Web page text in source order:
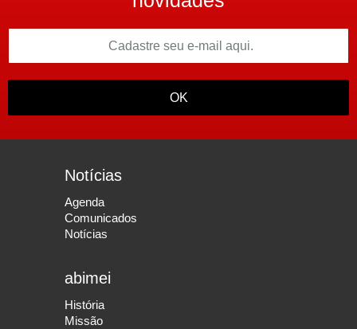
OK
Notícias
Agenda
Comunicados
Notícias
abimei
História
Missão